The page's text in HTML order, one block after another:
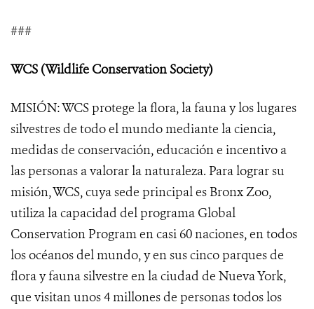
###
WCS (Wildlife Conservation Society)
MISIÓN: WCS protege la flora, la fauna y los lugares
silvestres de todo el mundo mediante la ciencia,
medidas de conservación, educación e incentivo a
las personas a valorar la naturaleza. Para lograr su
misión, WCS, cuya sede principal es Bronx Zoo,
utiliza la capacidad del programa Global
Conservation Program en casi 60 naciones, en todos
los océanos del mundo, y en sus cinco parques de
flora y fauna silvestre en la ciudad de Nueva York,
que visitan unos 4 millones de personas todos los